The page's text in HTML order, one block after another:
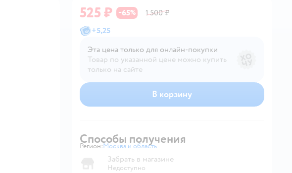
525 ₽ −65%
1 500 ₽
+5,25
Эта цена только для онлайн‑покупки
Товар по указанной цене можно купить
только на сайте
В корзину
Способы получения
Регион: Выбор адреса доставки.
Москва и область
Забрать в магазине
Недоступно